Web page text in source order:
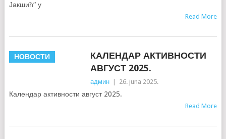
Јакшић“ у
Read More
НОВОСТИ
КАЛЕНДАР АКТИВНОСТИ
АВГУСТ 2025.
админ 26. juna 2025.
Календар активности август 2025.
Read More